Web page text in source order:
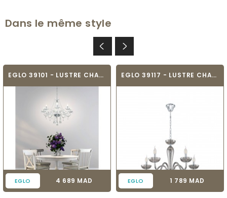
Dans le même style
EGLO 39101 - LUSTRE CHANDELIER - BASILANO 1
EGLO Prix
4 689 MAD
EGLO 39117 - LUSTRE CHANDELIER - FALCADO
EGLO Prix
1 789 MAD